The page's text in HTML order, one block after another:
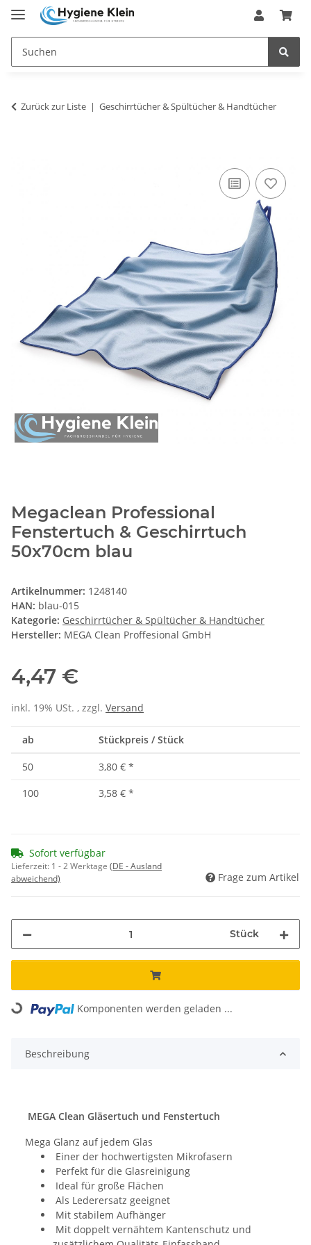
Zurück zur Liste Geschirrtücher & Spültücher & Handtücher
Megaclean Professional
Fenstertuch & Geschirrtuch
50x70cm blau
Artikelnummer: 1248140
HAN: blau-015
Kategorie: Geschirrtücher & Spültücher & Handtücher
Hersteller: MEGA Clean Proffesional GmbH
4,47 €
inkl. 19% USt. , zzgl. Versand
ab Stückpreis / Stück
50 3,80 € *
100
3,58 € *
Sofort verfügbar
Lieferzeit: 1 - 2 Werktage (DE - Ausland
abweichend)
Frage zum Artikel
Stück
Loading... Komponenten werden geladen ...
Beschreibung
MEGA Clean Gläsertuch und Fenstertuch
Mega Glanz auf jedem Glas
Einer der hochwertigsten Mikrofasern
Perfekt für die Glasreinigung
Ideal für große Flächen
Als Lederersatz geeignet
Mit stabilem Aufhänger
Mit doppelt vernähtem Kantenschutz und